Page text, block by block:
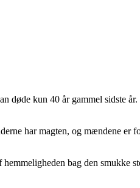
døde kun 40 år gammel sidste år.
har magten, og mændene er
bag den